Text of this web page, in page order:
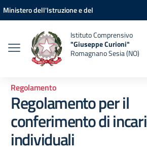
Vai ai contenuti
Vai al menu di navigazione
Vai al footer
Ministero dell'Istruzione e del
Istituto Comprensivo
"Giuseppe Curioni"
Romagnano Sesia (NO)
Regolamento
Regolamento per il
conferimento di
individuali